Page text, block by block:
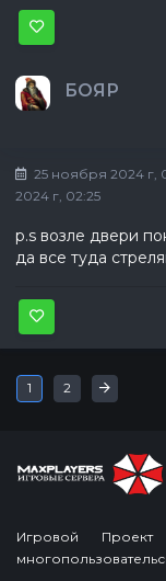
БОЯР
25 ноября 2024 г,
2024 г, 02:25
p.s возле двери
да все туда
1 2 »
Игровой